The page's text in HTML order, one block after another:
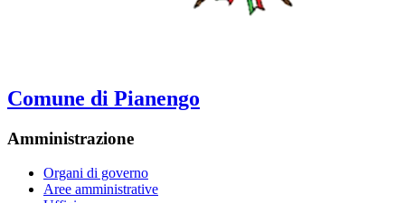
Comune di Pianengo
Amministrazione
Organi di governo
Aree amministrative